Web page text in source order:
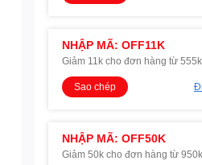
NHẬP MÃ: OFF11K
Giảm 11k cho đơn hàng từ 555k
Sao chép
NHẬP MÃ: OFF50K
Giảm 50k cho đơn hàng từ 950k